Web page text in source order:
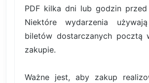
PDF kilka dni lub godzin przed
Niektóre wydarzenia
biletów dostarczanych pocztą
zakupie.
Ważne jest, aby zakup